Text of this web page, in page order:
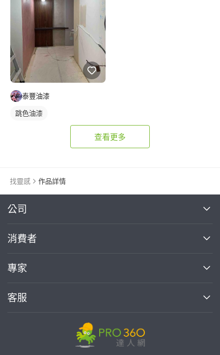
泰豐油漆
跳色油漆
查看更多
找靈感 作品詳情
公司
關於我們
部落格
加入我們
消費者
買服務
熱門服務
專家
案件中心
客服
繼續完成